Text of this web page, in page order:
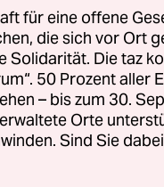
auch
diese Gefahr
und Jessica
zurückgezogen
für eine offene
die sich vor Ort
Solidarität. Die taz
50 Prozent aller
– bis zum 30.
Orte
Sind Sie